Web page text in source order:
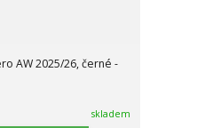
AW 2025/26, černé -
skladem